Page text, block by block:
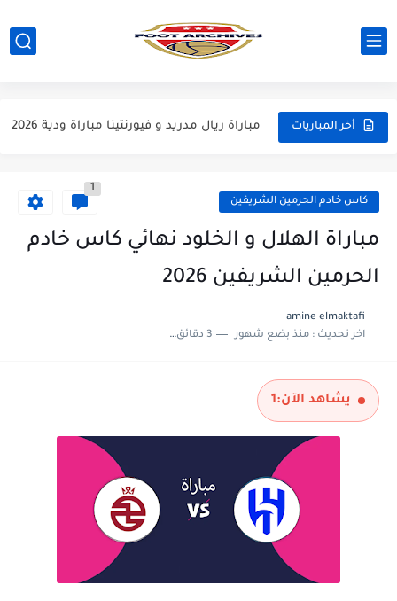
أخر المباريات
مباراة مانشستر يونايتد و اتلتيكو مدريد مباراة ودية 2026
مباراة ريال مدريد و فيورنتينا مباراة ودية 2026
مباراة برشلونة و بيرمنغهام مباراة ودية 2026
مباراة سيلتيك و ميلان مباراة ودية 2026
كاس خادم الحرمين الشريفين
1
مباراة الهلال و الخلود نهائي كاس خادم
الحرمين الشريفين 2026
amine elmaktafi
اخر تحديث :منذ بضع شهور 3 دقائق للقراءة
يشاهد الآن:1